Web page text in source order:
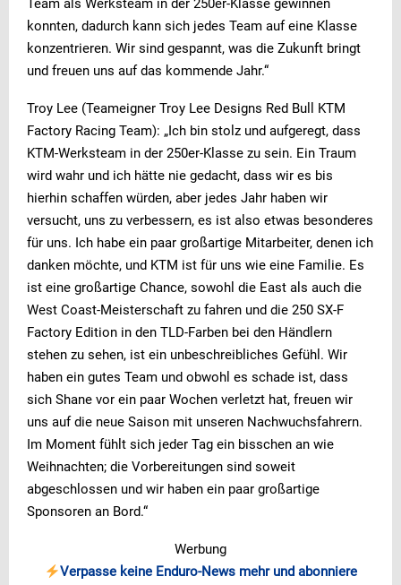
Team als Werksteam in der 250er-Klasse gewinnen
konnten, dadurch kann sich jedes Team auf eine Klasse
konzentrieren. Wir sind gespannt, was die Zukunft bringt
und freuen uns auf das kommende Jahr.“
Troy Lee (Teameigner Troy Lee Designs Red Bull KTM
Factory Racing Team): „Ich bin stolz und aufgeregt, dass
KTM-Werksteam in der 250er-Klasse zu sein. Ein Traum
wird wahr und ich hätte nie gedacht, dass wir es bis
hierhin schaffen würden, aber jedes Jahr haben wir
versucht, uns zu verbessern, es ist also etwas besonderes
für uns. Ich habe ein paar großartige Mitarbeiter, denen ich
danken möchte, und KTM ist für uns wie eine Familie. Es
ist eine großartige Chance, sowohl die East als auch die
West Coast-Meisterschaft zu fahren und die 250 SX-F
Factory Edition in den TLD-Farben bei den Händlern
stehen zu sehen, ist ein unbeschreibliches Gefühl. Wir
haben ein gutes Team und obwohl es schade ist, dass
sich Shane vor ein paar Wochen verletzt hat, freuen wir
uns auf die neue Saison mit unseren Nachwuchsfahrern.
Im Moment fühlt sich jeder Tag ein bisschen an wie
Weihnachten; die Vorbereitungen sind soweit
abgeschlossen und wir haben ein paar großartige
Sponsoren an Bord.“
Werbung
Verpasse keine Enduro-News mehr und abonniere